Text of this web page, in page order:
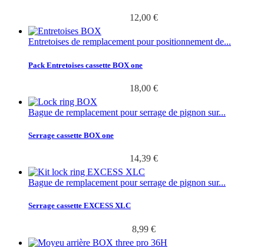
12,00 €
Entretoises de remplacement pour positionnement de...
Pack Entretoises cassette BOX one
18,00 €
Bague de remplacement pour serrage de pignon sur...
Serrage cassette BOX one
14,39 €
Bague de remplacement pour serrage de pignon sur...
Serrage cassette EXCESS XLC
8,99 €